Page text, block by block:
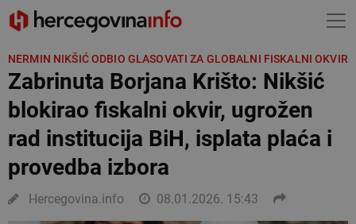
NERMIN NIKŠIĆ ODBIO GLASOVATI ZA GLOBALNI FISKALNI OKVIR
Zabrinuta Borjana Krišto: Nikšić
blokirao fiskalni okvir, ugrožen
rad institucija BiH, isplata plaća i
provedba izbora
Hercegovina.info 08.01.2026. 15:43